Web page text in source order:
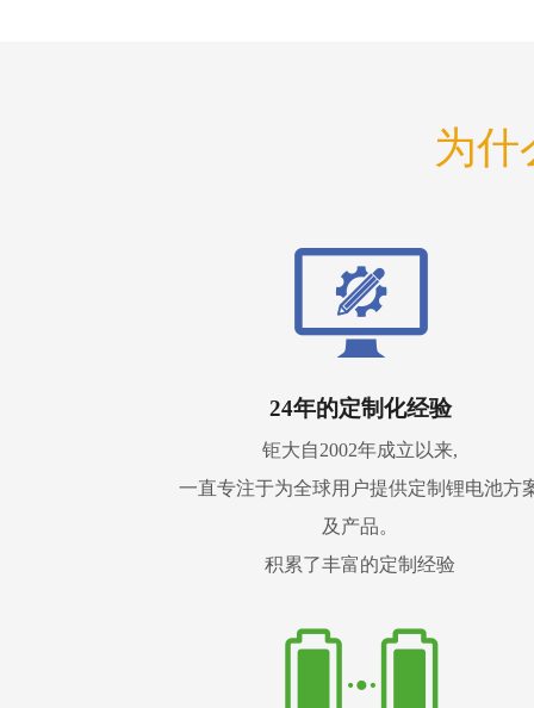
为什
24年的定制化经验
钜大自2002年成立以来,
一直专注于为全球用户提供定制锂电池方
及产品。
积累了丰富的定制经验